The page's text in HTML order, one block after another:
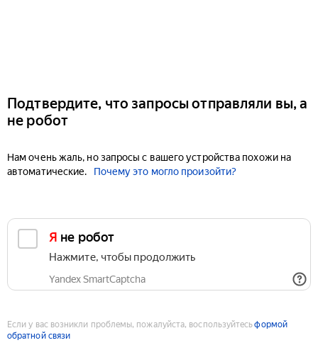
Подтвердите, что запросы отправляли вы, а
не робот
Нам очень жаль, но запросы с вашего устройства похожи на
автоматические.
Почему это могло произойти?
Я не робот
Нажмите, чтобы продолжить
Yandex SmartCaptcha
Если у вас возникли проблемы, пожалуйста, воспользуйтесьформой
обратной связи